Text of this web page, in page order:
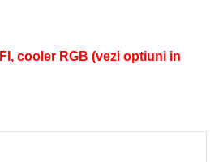
cooler RGB (vezi optiuni in